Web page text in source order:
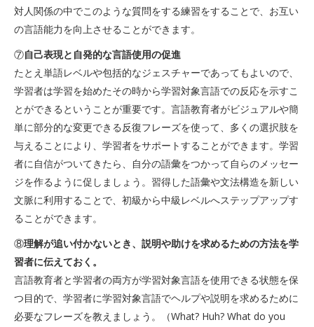
対人関係の中でこのような質問をする練習をすることで、お互い
の言語能力を向上させることができます。
⑦自己表現と自発的な言語使用の促進
たとえ単語レベルや包括的なジェスチャーであってもよいので、
学習者は学習を始めたその時から学習対象言語での反応を示すこ
とができるということが重要です。言語教育者がビジュアルや簡
単に部分的な変更できる反復フレーズを使って、多くの選択肢を
与えることにより、学習者をサポートすることができます。学習
者に自信がついてきたら、自分の語彙をつかって自らのメッセー
ジを作るように促しましょう。習得した語彙や文法構造を新しい
文脈に利用することで、初級から中級レベルへステップアップす
ることができます。
⑧理解が追い付かないとき、説明や助けを求めるための方法を学
習者に伝えておく。
言語教育者と学習者の両方が学習対象言語を使用できる状態を保
つ目的で、学習者に学習対象言語でヘルプや説明を求めるために
必要なフレーズを教えましょう。（What? Huh? What do you